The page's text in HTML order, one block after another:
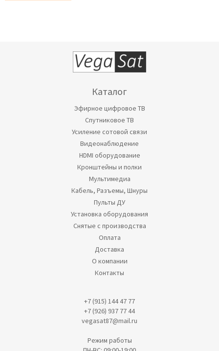
Каталог
Эфирное цифровое ТВ
Спутниковое ТВ
Усиление сотовой связи
Видеонаблюдение
HDMI оборудование
Кронштейны и полки
Мультимедиа
Кабель, Разъемы, Шнуры
Пульты ДУ
Установка оборудования
Снятые с производства
Оплата
Доставка
О компании
Контакты
+7 (915) 144 47 77
+7 (926) 937 77 44
vegasat87@mail.ru
Режим работы